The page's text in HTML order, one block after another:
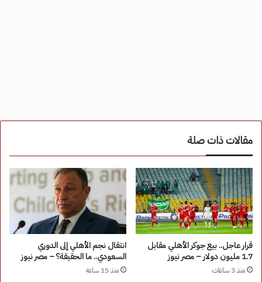
مقالات ذات صلة
قرار عاجل.. بيع جوكر الأهلي مقابل
1.7 مليون دولار – مصر نيوز
منذ 3 ساعات
انتقال نجم الأهلي إلى الدوري
السعودي.. ما الحقيقة؟ – مصر نيوز
منذ 15 ساعة